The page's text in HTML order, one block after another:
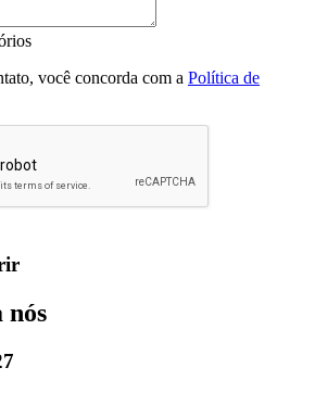
você concorda com a Política de
nós